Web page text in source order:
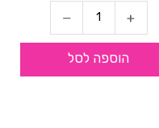
הוספה לסל